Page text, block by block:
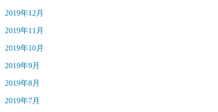
2019年12月
2019年11月
2019年10月
2019年9月
2019年8月
2019年7月